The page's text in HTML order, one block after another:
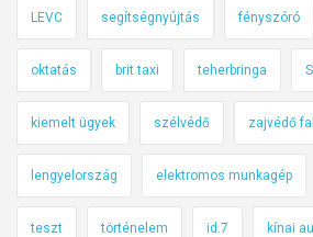
LEVC segítségnyújtás fényszóró
oktatás brit taxi teherbringa
kiemelt ügyek szélvédő zajvédő fal
lengyelország elektromos munkagép
teszt történelem id.7 kínai